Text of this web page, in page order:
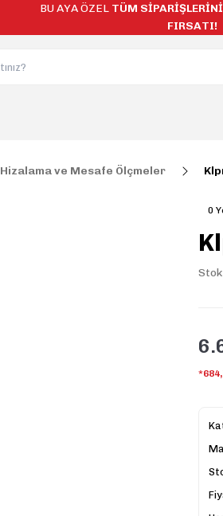
BU AYA ÖZEL TÜM
FIRSATI!
Hizalama ve Mesafe Ölçmeler
0